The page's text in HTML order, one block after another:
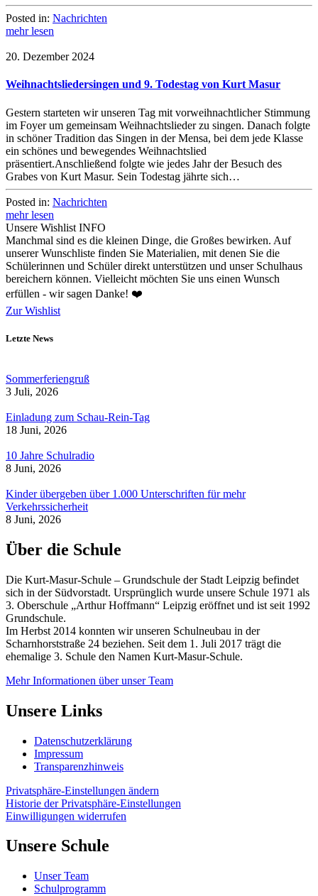
Posted in: Nachrichten
mehr lesen
20. Dezember 2024
Weihnachtsliedersingen und 9. Todestag von Kurt Masur
Gestern starteten wir unseren Tag mit vorweihnachtlicher Stimmung
im Foyer um gemeinsam Weihnachtslieder zu singen. Danach folgte
in schöner Tradition das Singen in der Mensa, bei dem jede Klasse
ein schönes und bewegendes Weihnachtslied
präsentiert.Anschließend folgte wie jedes Jahr der Besuch des
Grabes von Kurt Masur. Sein Todestag jährte sich…
Posted in: Nachrichten
mehr lesen
Unsere Wishlist INFO
Manchmal sind es die kleinen Dinge, die Großes bewirken. Auf
unserer Wunschliste finden Sie Materialien, mit denen Sie die
Schülerinnen und Schüler direkt unterstützen und unser Schulhaus
bereichern können. Vielleicht möchten Sie uns einen Wunsch
erfüllen - wir sagen Danke! ❤️
Zur Wishlist
Letzte News
Sommerferiengruß
3 Juli, 2026
Einladung zum Schau-Rein-Tag
18 Juni, 2026
10 Jahre Schulradio
8 Juni, 2026
Kinder übergeben über 1.000 Unterschriften für mehr
Verkehrssicherheit
8 Juni, 2026
Über die Schule
Die Kurt-Masur-Schule – Grundschule der Stadt Leipzig befindet
sich in der Südvorstadt. Ursprünglich wurde unsere Schule 1971 als
3. Oberschule „Arthur Hoffmann“ Leipzig eröffnet und ist seit 1992
Grundschule.
Im Herbst 2014 konnten wir unseren Schulneubau in der
Scharnhorststraße 24 beziehen. Seit dem 1. Juli 2017 trägt die
ehemalige 3. Schule den Namen Kurt-Masur-Schule.
Mehr Informationen über unser Team
Unsere Links
Datenschutzerklärung
Impressum
Transparenzhinweis
Privatsphäre-Einstellungen ändern
Historie der Privatsphäre-Einstellungen
Einwilligungen widerrufen
Unsere Schule
Unser Team
Schulprogramm